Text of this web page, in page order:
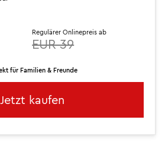
Regulärer Onlinepreis ab
EUR 39
für Familien & Freunde
Jetzt kaufen